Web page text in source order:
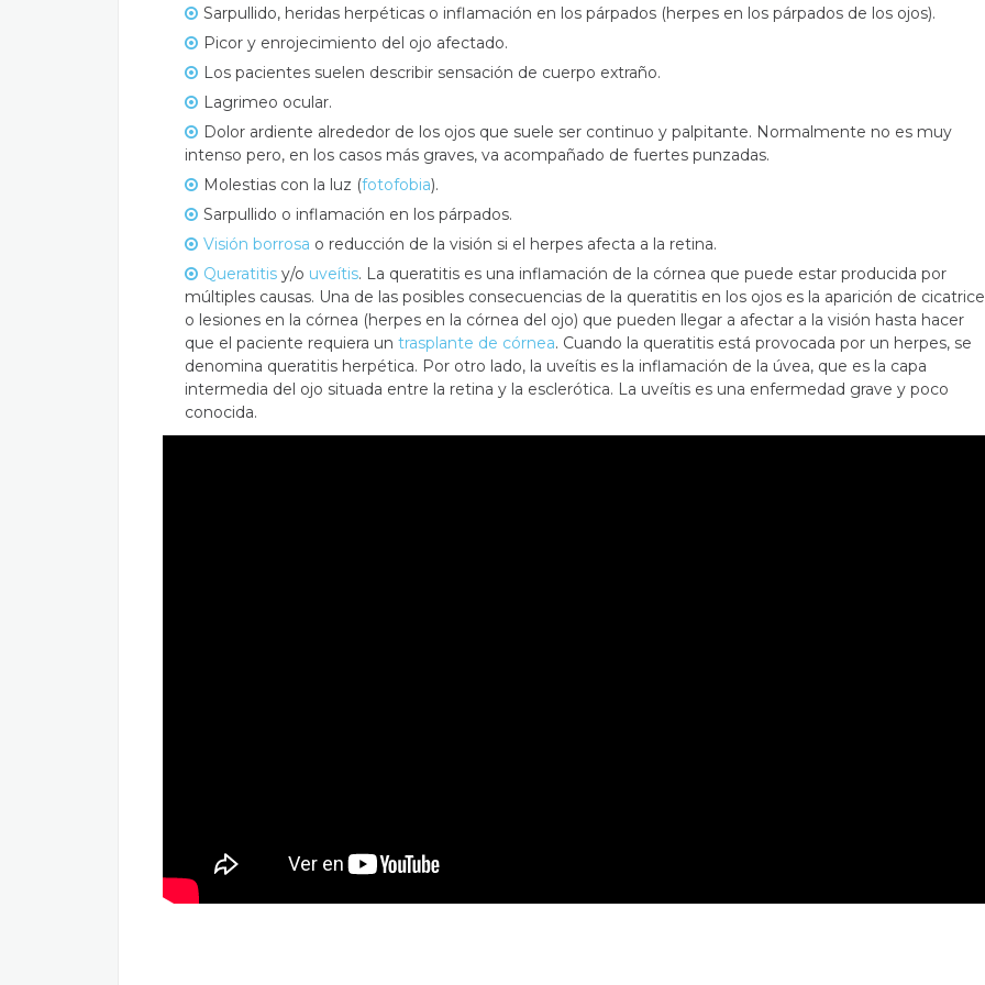
Sarpullido, heridas herpéticas o inflamación en los párpados (herpes en los párpados de los ojos).
Picor y enrojecimiento del ojo afectado.
Los pacientes suelen describir sensación de cuerpo extraño.
Lagrimeo ocular.
Dolor ardiente alrededor de los ojos que suele ser continuo y palpitante. Normalmente no es muy
intenso pero, en los casos más graves, va acompañado de fuertes punzadas.
Molestias con la luz (fotofobia).
Sarpullido o inflamación en los párpados.
Visión borrosa o reducción de la visión si el herpes afecta a la retina.
Queratitis y/o uveítis. La queratitis es una inflamación de la córnea que puede estar producida por
múltiples causas. Una de las posibles consecuencias de la queratitis en los ojos es la aparición de
o lesiones en la córnea (herpes en la córnea del ojo) que pueden llegar a afectar a la visión hasta hacer
que el paciente requiera un trasplante de córnea. Cuando la queratitis está provocada por un herpes, se
denomina queratitis herpética. Por otro lado, la uveítis es la inflamación de la úvea, que es la capa
intermedia del ojo situada entre la retina y la esclerótica. La uveítis es una enfermedad grave y poco
conocida.